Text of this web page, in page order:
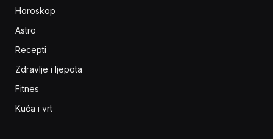
Horoskop
Astro
Recepti
Zdravlje i ljepota
Fitnes
Kuća i vrt